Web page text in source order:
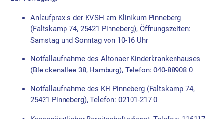
Anlaufpraxis der KVSH am Klinikum Pinneberg
(Faltskamp 74, 25421 Pinneberg), Öffnungszeiten:
Samstag und Sonntag von 10-16 Uhr
Notfallaufnahme des Altonaer Kinderkrankenhauses
(Bleickenallee 38, Hamburg), Telefon: 040-88908 0
Notfallaufnahme des KH Pinneberg (Faltskamp 74,
25421 Pinneberg), Telefon: 02101-217 0